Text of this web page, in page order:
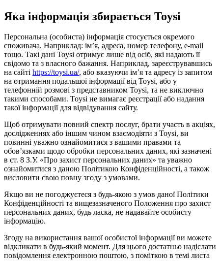
Яка інформація збирається Toysi
Персональна (особиста) інформація стосується окремого
споживача. Наприклад: ім’я, адреса, номер телефону, e-mail
тощо. Такі дані Toysi отримує лише від осіб, які надають її
свідомо та з власного бажання. Наприклад, зареєструвавшись
на сайті https://toysi.ua/, або вказуючи ім’я та адресу із запитом
на отримання подальшої інформації від Toysi, або у
телефонній розмові з представником Toysi, та не виключно
такими способами. Toysi не вимагає реєстрації або надання
такої інформації для відвідування сайту.
Щоб отримувати повний спектр послуг, брати участь в акціях,
дослідженнях або іншим чином взаємодіяти з Toysi, ви
повинні уважно ознайомитися з вашими правами та
обов’язками щодо обробки персональних даних, які зазначені
в ст. 8 З.У. «Про захист персональних даних» та уважно
ознайомитися з даною Політикою Конфіденційності, а також
висловити свою повну згоду з умовами.
Якщо ви не погоджуєтеся з будь-якою з умов даної Політики
Конфіденційності та вищезазначеного Положення про захист
персональних даних, будь ласка, не надавайте особисту
інформацію.
Згоду на використання вашої особистої інформації ви можете
відкликати в будь-який момент. Для цього достатньо надіслати
повідомлення електронною поштою, з поміткою в темі листа